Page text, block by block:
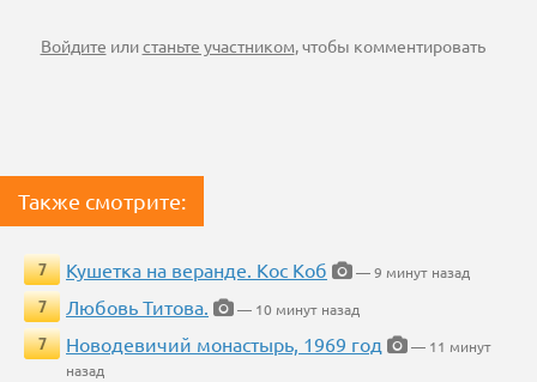
Войдите илистаньте участником, чтобы комментировать
Также смотрите:
7 Кушетка на веранде. Кос Коб
— 9 минут назад
7
Любовь Титова.
— 10 минут назад
7
Новодевичий монастырь, 1969 год
— 11 минут
назад